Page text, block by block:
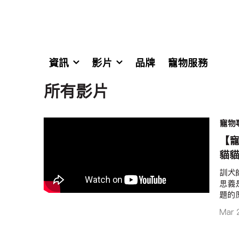
資訊 影片 品牌 寵物服務
所有影片
寵物
【
貓
Mar
訓犬
思義
題的
是到